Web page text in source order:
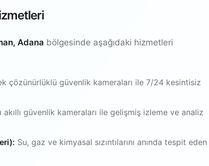
Adana bölgesinde aşağıdaki hizmetleri
çözünürlüklü güvenlik kameraları ile 7/24 kesintisiz
akıllı güvenlik kameraları ile gelişmiş izleme ve analiz
Su, gaz ve kimyasal sızıntılarını anında tespit eden